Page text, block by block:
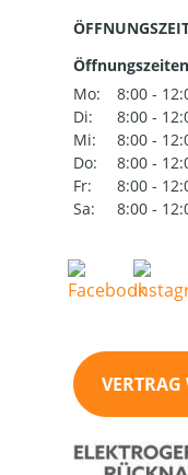
Öffnungszeiten
Mo:
8:00 -
Di:
8:00 -
Mi:
8:00 -
Do:
8:00 -
Fr:
8:00 -
Sa:
8:00 -